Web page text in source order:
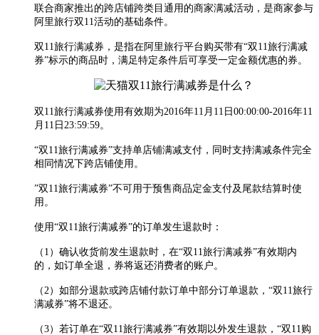
联合商家推出的跨店铺跨类目通用的商家满减活动，是商家参与
阿里旅行双11活动的基础条件。
双11旅行满减券，是指在阿里旅行平台购买带有“双11旅行满减
券”标示的商品时，满足特定条件后可享受一定金额优惠的券。
双11旅行满减券使用有效期为2016年11月11日00:00:00-2016年11
月11日23:59:59。
“双11旅行满减券”支持单店铺满减支付，同时支持满减条件完全
相同情况下跨店铺使用。
”双11旅行满减券”不可用于预售商品定金支付及尾款结算时使
用。
使用“双11旅行满减券”的订单发生退款时：
（1）确认收货前发生退款时，在“双11旅行满减券”有效期内
的，如订单全退，券将返还消费者的账户。
（2）如部分退款或跨店铺付款订单中部分订单退款，“双11旅行
满减券”将不退还。
（3）若订单在“双11旅行满减券”有效期以外发生退款，“双11购